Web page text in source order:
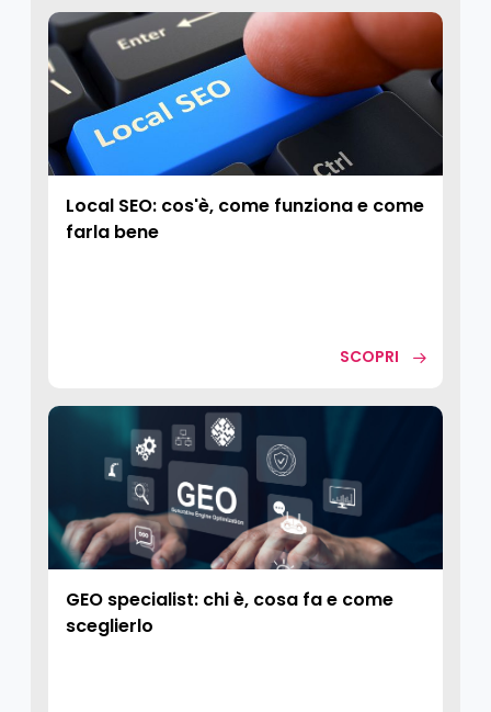
Local SEO: cos'è, come funziona e come
farla bene
SCOPRI
GEO specialist: chi è, cosa fa e come
sceglierlo